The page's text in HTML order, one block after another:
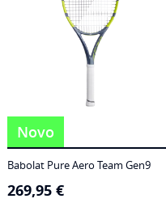
Novo
Babolat Pure Aero Team Gen9
269,95 €